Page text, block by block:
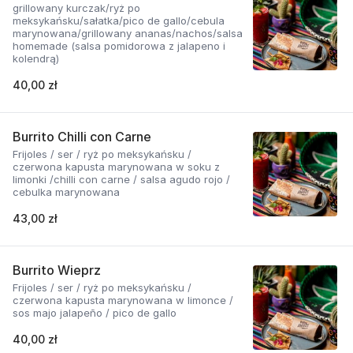
grillowany kurczak/ryż po
meksykańsku/sałatka/pico de gallo/cebula
marynowana/grillowany ananas/nachos/salsa
homemade (salsa pomidorowa z jalapeno i
kolendrą)
40,00 zł
Burrito Chilli con Carne
Frijoles / ser / ryż po meksykańsku /
czerwona kapusta marynowana w soku z
limonki /chilli con carne / salsa agudo rojo /
cebulka marynowana
43,00 zł
Burrito Wieprz
Frijoles / ser / ryż po meksykańsku /
czerwona kapusta marynowana w limonce /
sos majo jalapeño / pico de gallo
40,00 zł